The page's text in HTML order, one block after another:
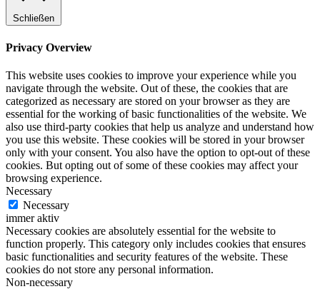
Schließen
Privacy Overview
This website uses cookies to improve your experience while you
navigate through the website. Out of these, the cookies that are
categorized as necessary are stored on your browser as they are
essential for the working of basic functionalities of the website. We
also use third-party cookies that help us analyze and understand how
you use this website. These cookies will be stored in your browser
only with your consent. You also have the option to opt-out of these
cookies. But opting out of some of these cookies may affect your
browsing experience.
Necessary
Necessary
immer aktiv
Necessary cookies are absolutely essential for the website to
function properly. This category only includes cookies that ensures
basic functionalities and security features of the website. These
cookies do not store any personal information.
Non-necessary